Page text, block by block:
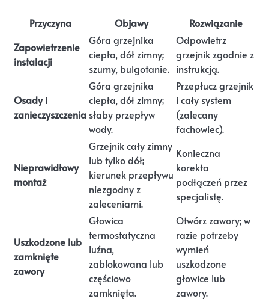
Przyczyna Objawy
Rozwiązanie
Zapowietrzenie
instalacji
Góra grzejnika
ciepła, dół zimny;
szumy, bulgotanie.
Odpowietrz
grzejnik zgodnie z
instrukcją.
Osady i
zanieczyszczenia
Góra grzejnika
ciepła, dół zimny;
słaby przepływ
wody.
Przepłucz grzejnik
i cały system
(zalecany
fachowiec).
Nieprawidłowy
montaż
Grzejnik cały zimny
lub tylko dół;
kierunek przepływu
niezgodny z
zaleceniami.
Konieczna
korekta
podłączeń przez
specjalistę.
Uszkodzone lub
zamknięte
zawory
Głowica
termostatyczna
luźna,
zablokowana lub
częściowo
zamknięta.
Otwórz zawory; w
razie potrzeby
wymień
uszkodzone
głowice lub
zawory.